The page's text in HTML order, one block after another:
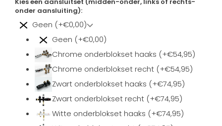
onder aansluiting):
Geen (+€0,00)
Geen (+€0,00)
Chrome onderblokset haaks (+€54,95)
Chrome onderblokset recht (+€54,95)
Zwart onderblokset haaks (+€74,95)
Zwart onderblokset recht (+€74,95)
Witte onderblokset haaks (+€74,95)